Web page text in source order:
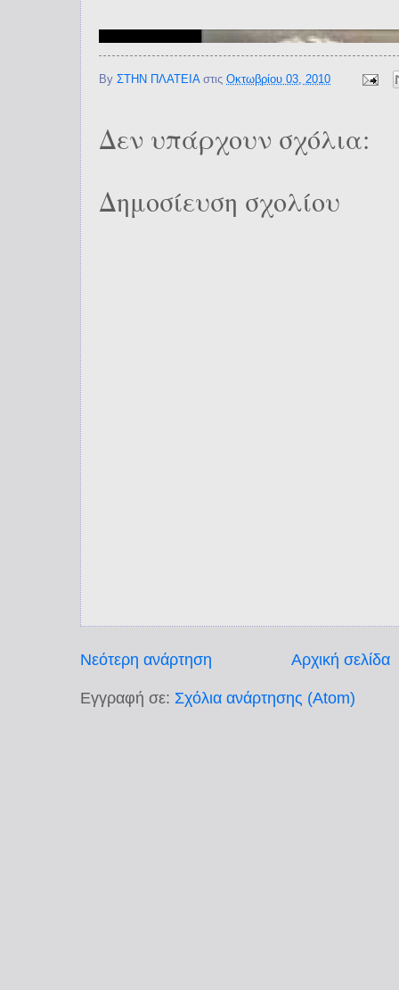
By ΣΤΗΝ ΠΛΑΤΕΙΑ στις Οκτωβρίου 03, 2010
Δεν υπάρχουν σχόλια:
Δημοσίευση σχολίου
Νεότερη ανάρτηση Αρχική σελίδα
Εγγραφή σε: Σχόλια ανάρτησης (Atom)